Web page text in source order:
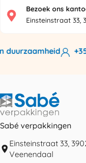
Bezoek ons
Einsteinstraat 33,
+35
Sabé verpakkingen
Einsteinstraat 33,
Veenendaal